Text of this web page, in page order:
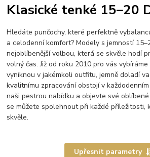
Klasické tenké 15–20
Hledáte punčochy, které perfektně
a celodenní komfort? Modely s jemností
nejoblíbenější volbou, která se skvěle hodí
volný čas. Již od roku 2010 pro vás
vyniknou v jakémkoli outfitu, jemně doladí
kvalitnímu zpracování obstojí v
naši pestrou nabídku a objevte své
se můžete spolehnout při každé příležitosti,
skvěle.
Upřesnit parametry